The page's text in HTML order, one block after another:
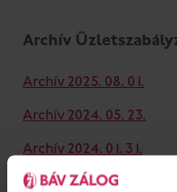
Archív
Archív 2025. 08. 01.
Archív 2024. 05. 23.
Archív 2024. 01. 31.
Archív 2023. 12. 07.